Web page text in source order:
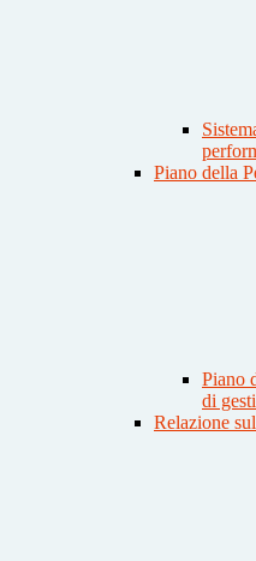
Piano della
Piano
di
Relazione